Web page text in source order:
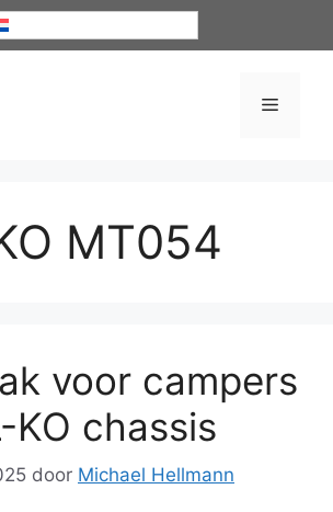
Menu
MT054
voor campers
KO chassis
door Michael Hellmann